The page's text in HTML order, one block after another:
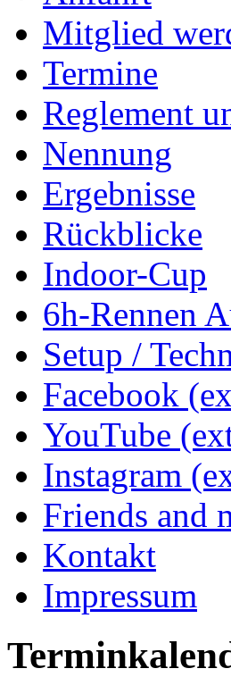
Mitglied
Termine
Reglement
Nennung
Ergebnisse
Rückblicke
Indoor-Cup
6h-Rennen
Setup /
Facebook
YouTube
Instagram
Friends and
Kontakt
Impressum